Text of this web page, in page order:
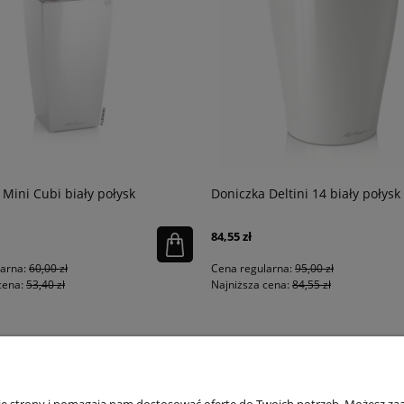
Cubi biały połysk
60,00 zł
53,40 zł
Doniczka Deltini 14 biały połysk
84,55 zł
Cena regularna: 95,00 zł
Najniższa cena: 84,55 zł